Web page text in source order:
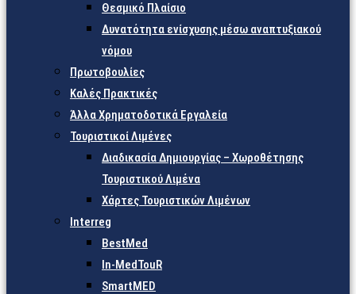
Θεσμικό Πλαίσιο
Δυνατότητα ενίσχυσης μέσω αναπτυξιακού
νόμου
Πρωτοβουλίες
Καλές Πρακτικές
Άλλα Χρηματοδοτικά Εργαλεία
Τουριστικοί Λιμένες
Διαδικασία Δημιουργίας – Χωροθέτησης
Τουριστικού Λιμένα
Χάρτες Τουριστικών Λιμένων
Interreg
BestMed
In-MedTouR
SmartMED